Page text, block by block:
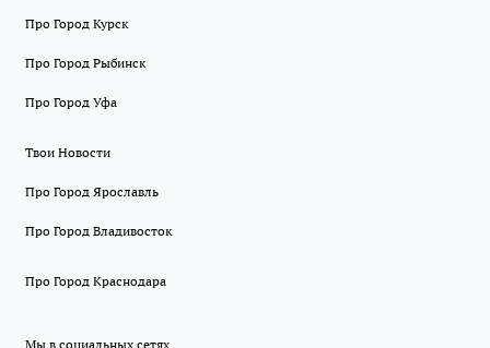
Про Город Курск
Про Город Рыбинск
Про Город Уфа
Твои Новости
Про Город Ярославль
Про Город Владивосток
Про Город Краснодара
Мы в социальных сетях